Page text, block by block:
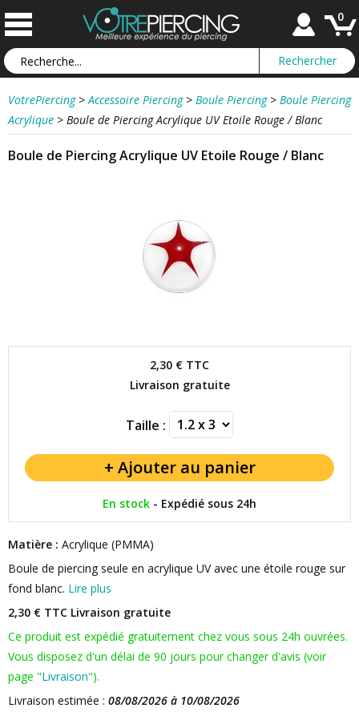
0
VotrePiercing > Accessoire Piercing > Boule Piercing > Boule Piercing
Acrylique > Boule de Piercing Acrylique UV Etoile Rouge / Blanc
Boule de Piercing Acrylique UV Etoile Rouge / Blanc
2,30 € TTC
Livraison gratuite
Taille :
En stock - Expédié sous 24h
Matière : Acrylique (PMMA)
Boule de piercing seule en acrylique UV avec une étoile rouge sur
fond blanc. Lire plus
2,30 € TTC Livraison gratuite
Ce produit est expédié gratuitement chez vous sous 24h ouvrées.
Vous disposez d'un délai de 90 jours pour changer d'avis (voir
page "Livraison").
Livraison estimée : 08/08/2026 à 10/08/2026